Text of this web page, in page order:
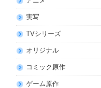
実写
TVシリーズ
オリジナル
コミック原作
ゲーム原作